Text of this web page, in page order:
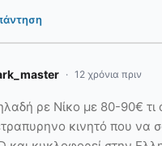
12 χρόνια πριν
ρε Νίκο με 80-90€ τι
κινητό που να